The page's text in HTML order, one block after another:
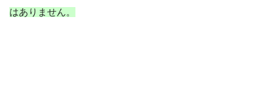
はありません。